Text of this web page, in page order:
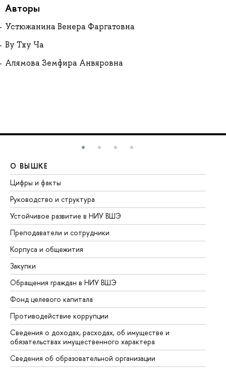
Авторы
Устюжанина Венера Фаргатовна
Ву Тху Ча
Алямова Земфира Анвяровна
О ВЫШКЕ
Цифры и факты
Руководство и структура
Устойчивое развитие в НИУ ВШЭ
Преподаватели и сотрудники
Корпуса и общежития
Закупки
Обращения граждан в НИУ ВШЭ
Фонд целевого капитала
Противодействие коррупции
Сведения о доходах, расходах, об имуществе и
обязательствах имущественного характера
Сведения об образовательной организации